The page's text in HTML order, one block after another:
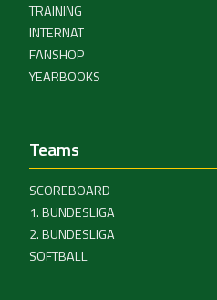
TRAINING
INTERNAT
FANSHOP
YEARBOOKS
Teams
SCOREBOARD
1. BUNDESLIGA
2. BUNDESLIGA
SOFTBALL